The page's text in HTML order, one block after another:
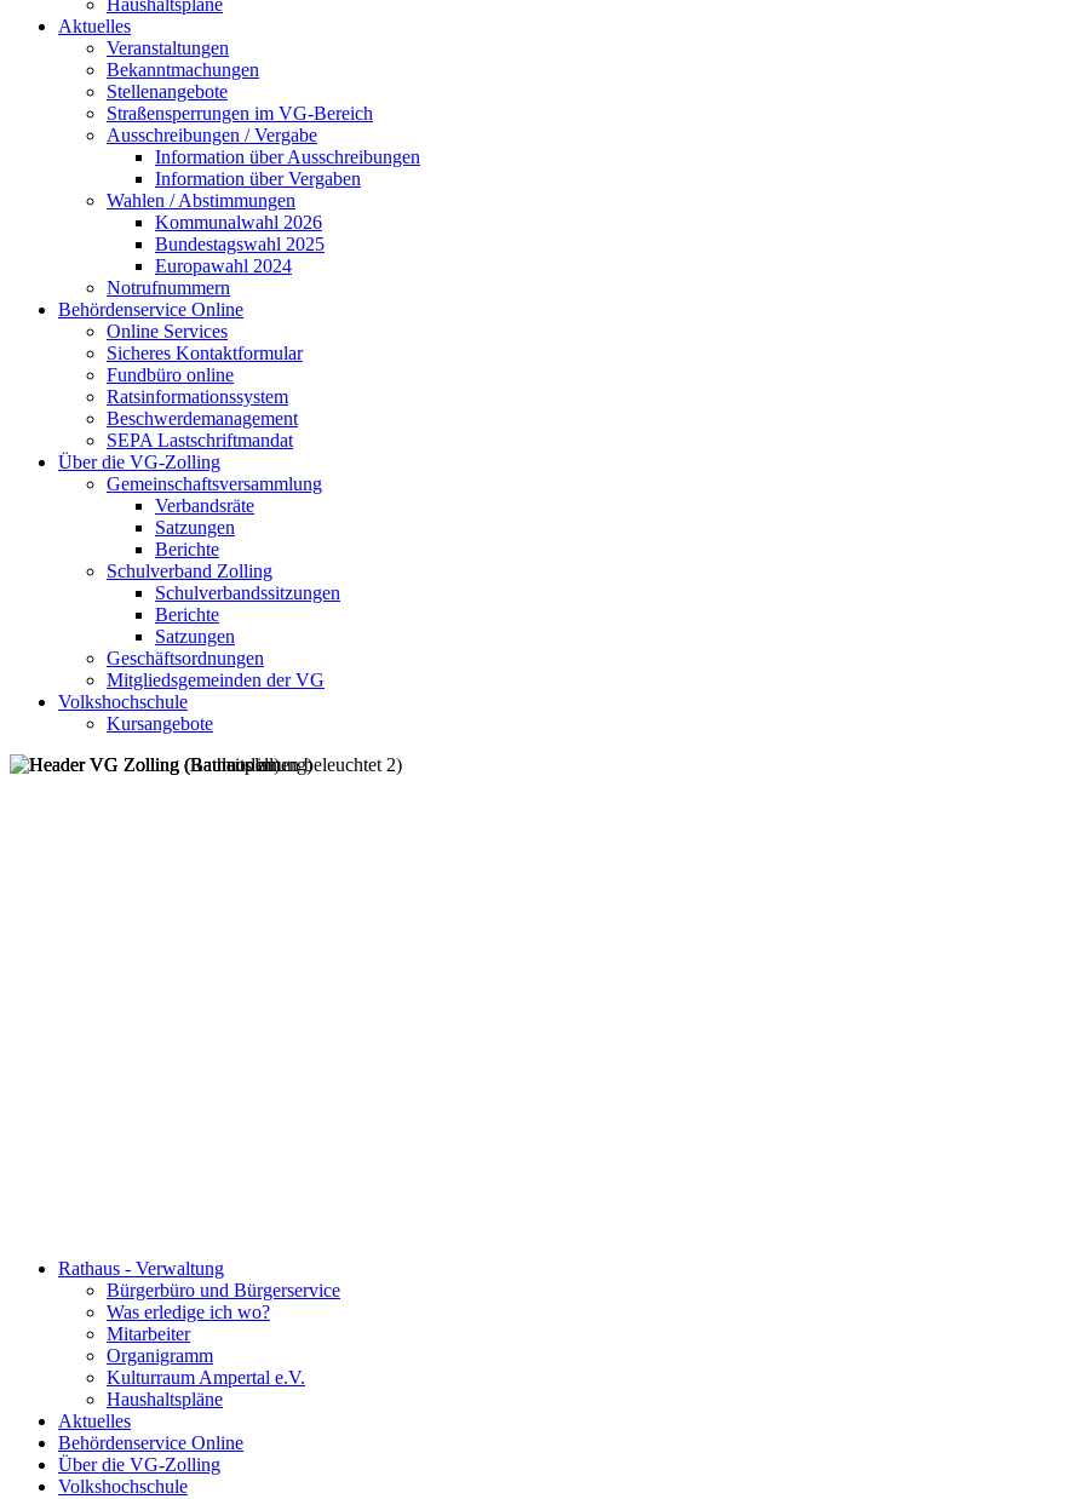
Haushaltspläne
Aktuelles
Veranstaltungen
Bekanntmachungen
Stellenangebote
Straßensperrungen im VG-Bereich
Ausschreibungen / Vergabe
Information über Ausschreibungen
Information über Vergaben
Wahlen / Abstimmungen
Kommunalwahl 2026
Bundestagswahl 2025
Europawahl 2024
Notrufnummern
Behördenservice Online
Online Services
Sicheres Kontaktformular
Fundbüro online
Ratsinformationssystem
Beschwerdemanagement
SEPA Lastschriftmandat
Über die VG-Zolling
Gemeinschaftsversammlung
Verbandsräte
Satzungen
Berichte
Schulverband Zolling
Schulverbandssitzungen
Berichte
Satzungen
Geschäftsordnungen
Mitgliedsgemeinden der VG
Volkshochschule
Kursangebote
Rathaus - Verwaltung
Bürgerbüro und Bürgerservice
Was erledige ich wo?
Mitarbeiter
Organigramm
Kulturraum Ampertal e.V.
Haushaltspläne
Aktuelles
Behördenservice Online
Über die VG-Zolling
Volkshochschule